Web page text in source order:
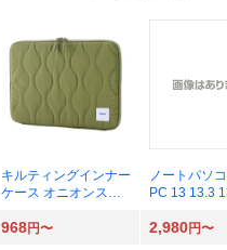
キルティングインナー
ケース オニオンステ
（カーキ）
ノートパソ
PC 13 13.3
book air pro
968円〜 2,980円〜